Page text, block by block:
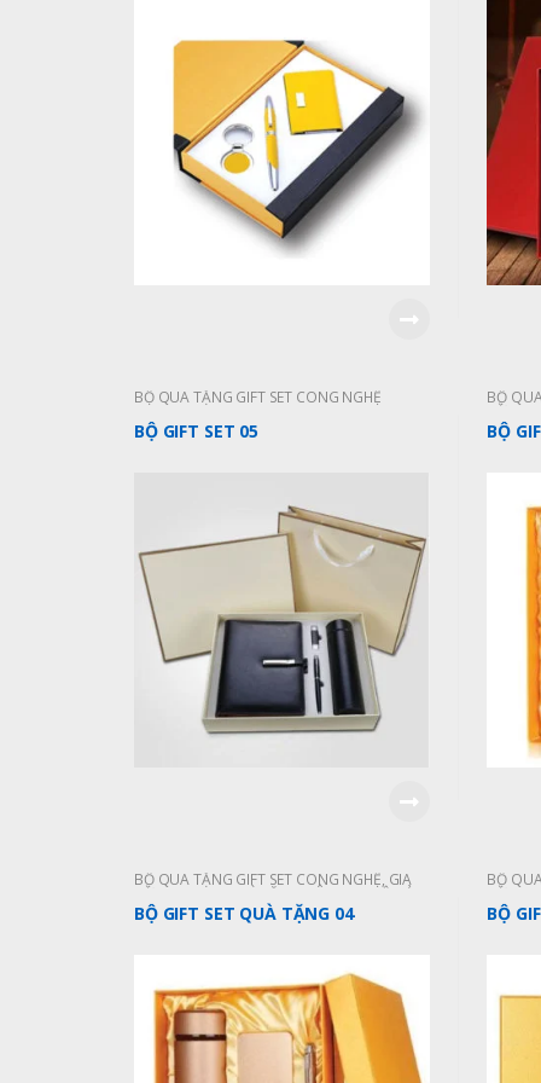
BỘ QUÀ TẶNG GIFT SET CÔNG NGHỆ
BỘ GIFT SET 05
BỘ
TỪ 200-
PHẨM
BỘ
BỘ QUÀ TẶNG GIFT SET CÔNG NGHỆ, GIÁ
TỪ 200-500K QUÀ TẶNG CÔNG NGHỆ SẢN
PHẨM MỚI CẬP NHẬT
BỘ GIFT SET QUÀ TẶNG 04
BỘ
TỪ 200-
PHẨM
BỘ